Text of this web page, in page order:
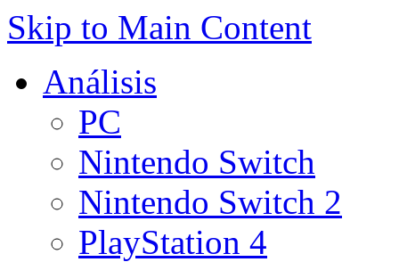
Skip to Main Content
Análisis
PC
Nintendo Switch
Nintendo Switch 2
PlayStation 4